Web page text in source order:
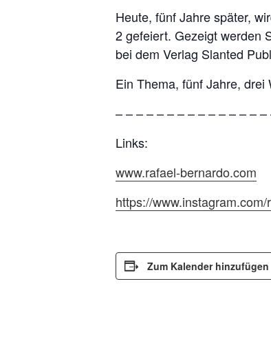
Heute, fünf Jahre später,
2 gefeiert. Gezeigt werden
bei dem Verlag Slanted
Ein Thema, fünf Jahre,
– – – – – – – – – – – – – –
Links:
www.rafael-bernardo.com
https://www.instagram.com/
Zum Kalender hinzufügen